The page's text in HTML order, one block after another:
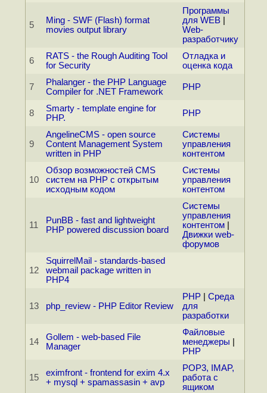
5
Ming - SWF (Flash) format
movies output library
Программы
для WEB
Web-
разработчику
6
RATS - the Rough Auditing Tool
for Security
Отладка и
оценка кода
7
Phalanger - the PHP Language
Compiler for .NET Framework
PHP
8
Smarty - template engine for
PHP.
PHP
9
AngelineCMS - open source
Content Management System
written in PHP
Системы
управления
контентом
10
Обзор возможностей CMS
систем на PHP с открытым
исходным кодом
Системы
управления
контентом
11
PunBB - fast and lightweight
PHP powered discussion board
Системы
управления
контентом
Движки web-
форумов
12
SquirrelMail - standards-based
webmail package written in
PHP4
13 php_review - PHP Editor Review
PHP
Среда
для
разработки
14
Gollem - web-based File
Manager
Файловые
менеджеры
PHP
15
eximfront - frontend for exim 4.x
+ mysql + spamassasin + avp
POP3, IMAP,
работа с
ящиком